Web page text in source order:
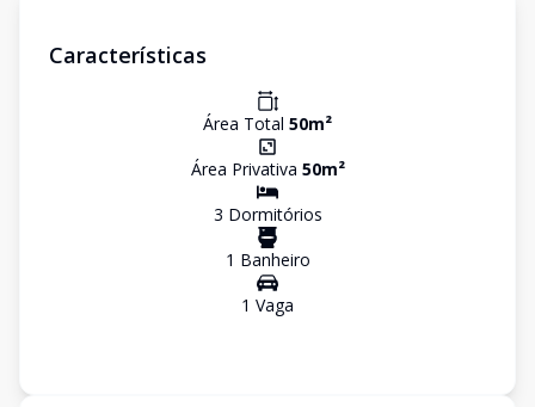
Características
Área Total 50m²
Área Privativa 50m²
3 Dormitórios
1 Banheiro
1 Vaga